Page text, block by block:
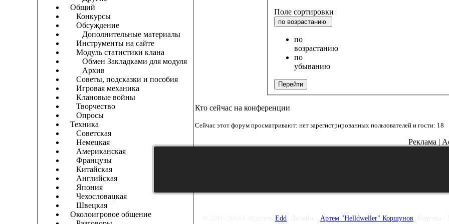
Общий
Конкурсы
Обсуждение
Дополнительные материалы
Инструменты на сайте
Модуль статистики клана
Обмен Закладками для модуля
Архив
Советы, подсказки и пособия
Игровая механика
Клановые войны
Творчество
Опросы
Техника
Советская
Немецкая
Американская
Французы
Китайская
Английская
Япония
Чехословацкая
Швецкая
Околоигровое общение
Поле сортировки
по возрастанию
по
возрастанию
по
убыванию
Перейти
Кто сейчас на конференции
Сейчас этот форум просматривают: нет зарегистрированных пользователей и гости: 18
Реклама |
Edd Артем "Helldweller" Коршунов